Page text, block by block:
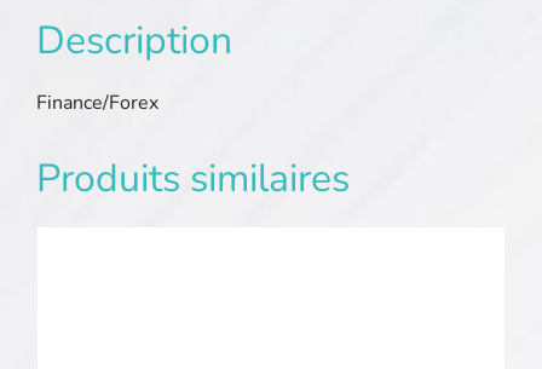
Description
Finance/Forex
Produits similaires